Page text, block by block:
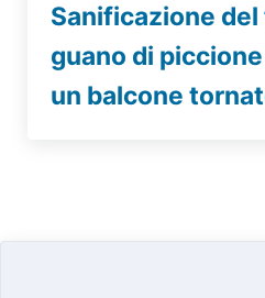
Sanificazione
guano di
un balcone